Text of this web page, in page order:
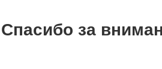
Спасибо за